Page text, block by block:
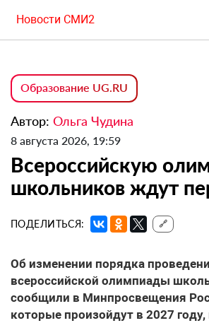
Новости СМИ2
Образование UG.RU
Автор: Ольга Чудина
8 августа 2026, 19:59
Всероссийскую
школьников ждут
ПОДЕЛИТЬСЯ: 🔗
Об изменении порядка
всероссийской олимпиады
сообщили в Минпросвещения
которые произойдут в 2027